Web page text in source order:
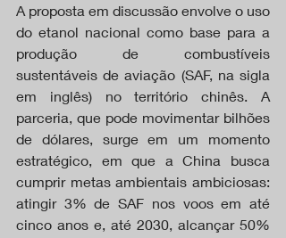
A proposta em discussão envolve o uso
do etanol nacional como base para a
produção de combustíveis
sustentáveis de aviação (SAF, na sigla
em inglês) no território chinês. A
parceria, que pode movimentar bilhões
de dólares, surge em um momento
estratégico, em que a China busca
cumprir metas ambientais ambiciosas:
atingir 3% de SAF nos voos em até
cinco anos e, até 2030, alcançar 50%